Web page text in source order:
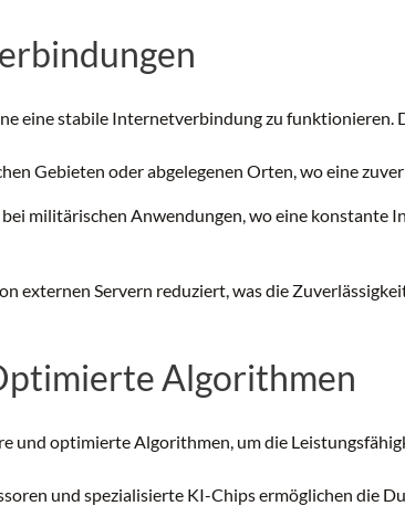
eine stabile Internetverbindung zu funktionieren.
Gebieten oder abgelegenen Orten, wo eine
militärischen Anwendungen, wo eine konstante
externen Servern reduziert, was die
Algorithmen
und optimierte Algorithmen, um die
und spezialisierte KI-Chips ermöglichen die